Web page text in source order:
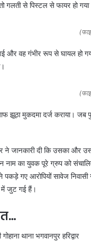
गलती से पिस्टल से फायर हो
वह गंभीर रूप से घायल हो
मुकदमा दर्ज कराया। जब
ने जानकारी दी कि उसका और
नाम का युवक पूरे ग्रुप को
गए आरोपियों सावेज
में जुट गई हैं।
थाना भगवानपुर हरिद्वार